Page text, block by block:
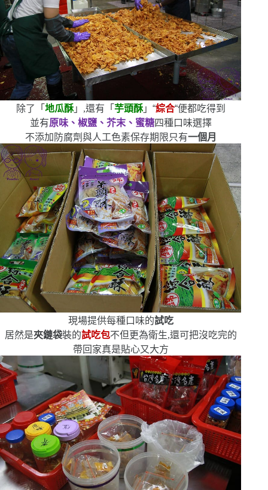
除了「 地瓜酥」,還有「 芋頭酥」 “綜合“便都吃得到
並有原味、椒鹽、芥末、蜜糖四種口味選擇
不添加防腐劑與人工色素保存期限只有一個月
現場提供每種口味的試吃
居然是夾鏈袋裝的試吃包不但更為衛生,還可把沒吃完的
帶回家真是貼心又大方